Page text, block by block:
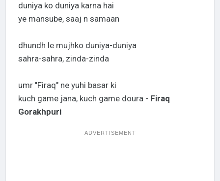
duniya ko duniya karna hai
ye mansube, saaj n samaan
dhundh le mujhko duniya-duniya
sahra-sahra, zinda-zinda
umr "Firaq" ne yuhi basar ki
kuch game jana, kuch game doura - Firaq
Gorakhpuri
ADVERTISEMENT